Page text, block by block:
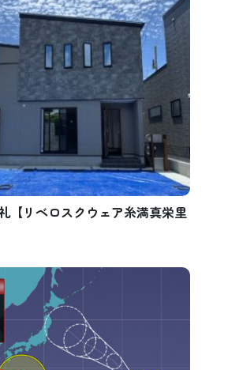
【リベロスクウェア糸満真栄里